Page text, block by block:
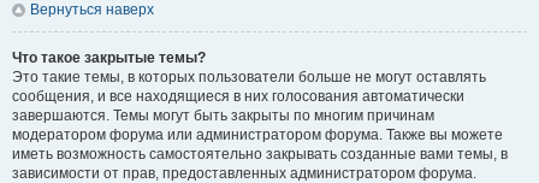
Вернуться наверх
Что такое закрытые темы?
Это такие темы, в которых пользователи больше не могут оставлять
сообщения, и все находящиеся в них голосования автоматически
завершаются. Темы могут быть закрыты по многим причинам
модератором форума или администратором форума. Также вы можете
иметь возможность самостоятельно закрывать созданные вами темы, в
зависимости от прав, предоставленных администратором форума.